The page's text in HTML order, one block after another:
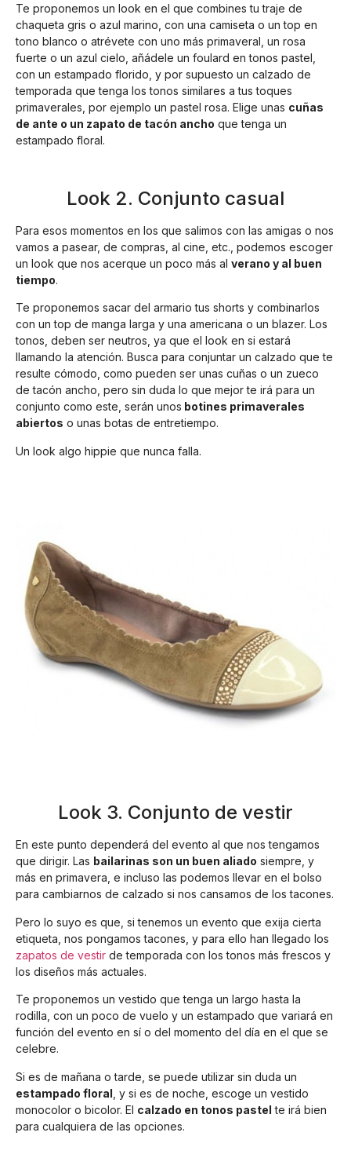
Te proponemos un look en el que combines tu traje de
chaqueta gris o azul marino, con una camiseta o un top en
tono blanco o atrévete con uno más primaveral, un rosa
fuerte o un azul cielo, añádele un foulard en tonos pastel,
con un estampado florido, y por supuesto un calzado de
temporada que tenga los tonos similares a tus toques
primaverales, por ejemplo un pastel rosa. Elige unas cuñas
de ante o un zapato de tacón ancho que tenga un
estampado floral.
Look 2. Conjunto casual
Para esos momentos en los que salimos con las amigas o nos
vamos a pasear, de compras, al cine, etc., podemos escoger
un look que nos acerque un poco más al verano y al buen
tiempo.
Te proponemos sacar del armario tus shorts y combinarlos
con un top de manga larga y una americana o un blazer. Los
tonos, deben ser neutros, ya que el look en si estará
llamando la atención. Busca para conjuntar un calzado que te
resulte cómodo, como pueden ser unas cuñas o un zueco
de tacón ancho, pero sin duda lo que mejor te irá para un
conjunto como este, serán unos botines primaverales
abiertos o unas botas de entretiempo.
Un look algo hippie que nunca falla.
Look 3. Conjunto de vestir
En este punto dependerá del evento al que nos tengamos
que dirigir. Las bailarinas son un buen aliado siempre, y
más en primavera, e incluso las podemos llevar en el bolso
para cambiarnos de calzado si nos cansamos de los tacones.
Pero lo suyo es que, si tenemos un evento que exija cierta
etiqueta, nos pongamos tacones, y para ello han llegado los
zapatos de vestir de temporada con los tonos más frescos y
los diseños más actuales.
Te proponemos un vestido que tenga un largo hasta la
rodilla, con un poco de vuelo y un estampado que variará en
función del evento en sí o del momento del día en el que se
celebre.
Si es de mañana o tarde, se puede utilizar sin duda un
estampado floral , y si es de noche, escoge un vestido
monocolor o bicolor. El calzado en tonos pastel te irá bien
para cualquiera de las opciones.